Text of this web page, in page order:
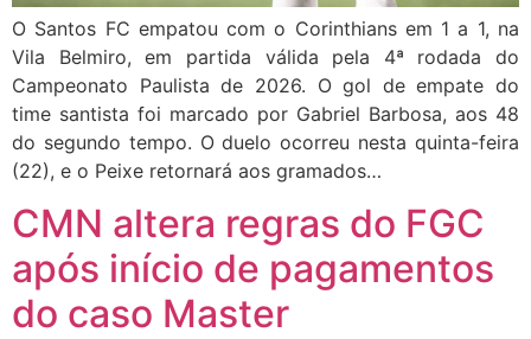
O Santos FC empatou com o Corinthians em 1 a 1, na
Vila Belmiro, em partida válida pela 4ª rodada do
Campeonato Paulista de 2026. O gol de empate do
time santista foi marcado por Gabriel Barbosa, aos 48
do segundo tempo. O duelo ocorreu nesta quinta-feira
(22), e o Peixe retornará aos gramados…
CMN altera regras do FGC
após início de pagamentos
do caso Master